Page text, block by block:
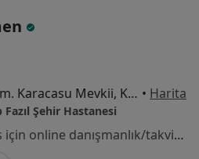
Gaziantep Yolu 14. Km. Karacasu Mevkii, Kahramanmaraş • Harita
Şehir Hastanesi
Bu uzman ilgili adres için online danışmanlık/takvim sunmuyor.